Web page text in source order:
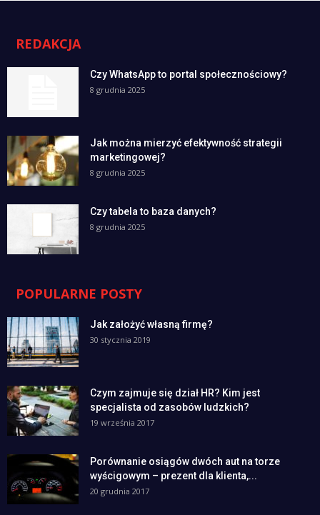
REDAKCJA
Czy WhatsApp to portal społecznościowy?
8 grudnia 2025
Jak można mierzyć efektywność strategii
marketingowej?
8 grudnia 2025
Czy tabela to baza danych?
8 grudnia 2025
POPULARNE POSTY
Jak założyć własną firmę?
30 stycznia 2019
Czym zajmuje się dział HR? Kim jest
specjalista od zasobów ludzkich?
19 września 2017
Porównanie osiągów dwóch aut na torze
wyścigowym – prezent dla klienta,...
20 grudnia 2017